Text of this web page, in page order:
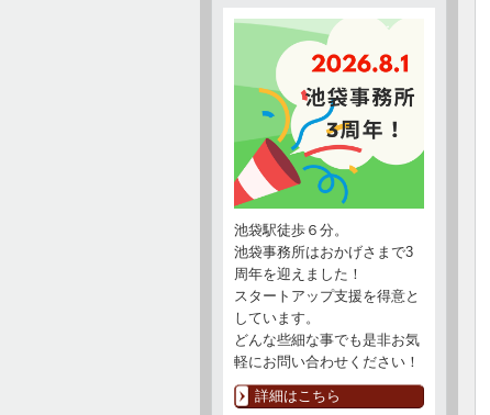
池袋駅徒歩６分。
池袋事務所はおかげさまで3
周年を迎えました！
スタートアップ支援を得意と
しています。
どんな些細な事でも是非お気
軽にお問い合わせください！
詳細はこちら